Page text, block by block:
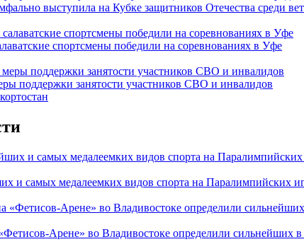
выступила на Кубке защитников Отечества среди
спортсмены победили на соревнованиях в Уфе
поддержки занятости участников СВО и инвалидов
и самых медалеемких видов спорта на Паралимпийских
Арене» во Владивостоке определили сильнейших